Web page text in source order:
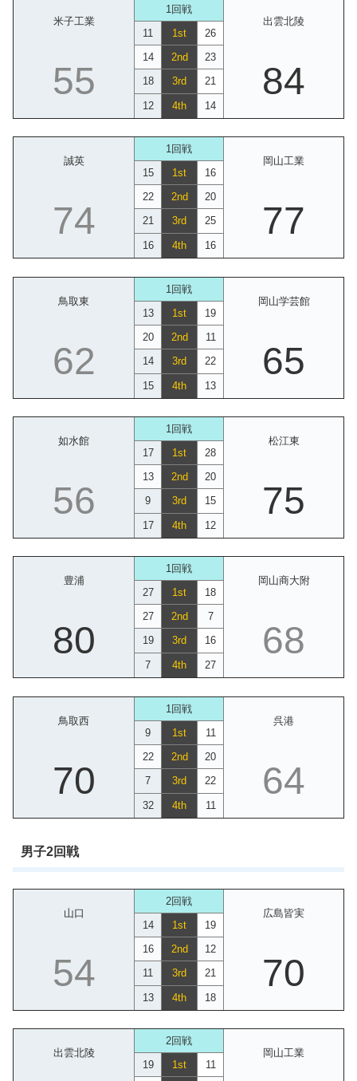
米子工業
1回戦
出雲北陵
11
1st 26
55
14 2nd 23
84
18 3rd 21
12 4th 14
誠英
1回戦
岡山工業
15
1st 16
74
22 2nd 20
77
21 3rd 25
16 4th 16
鳥取東
1回戦
岡山学芸館
13
1st 19
62
20 2nd 11
65
14 3rd 22
15 4th 13
如水館
1回戦
松江東
17
1st 28
56
13 2nd 20
75
9 3rd 15
17 4th 12
豊浦
1回戦
岡山商大附
27
1st 18
80
27 2nd 7
68
19 3rd 16
7 4th 27
鳥取西
1回戦
呉港
9
1st 11
70
22 2nd 20
64
7 3rd 22
32 4th 11
男子2回戦
山口
2回戦
広島皆実
14
1st 19
54
16 2nd 12
70
11 3rd 21
13 4th 18
出雲北陵
2回戦
岡山工業
19
1st 11